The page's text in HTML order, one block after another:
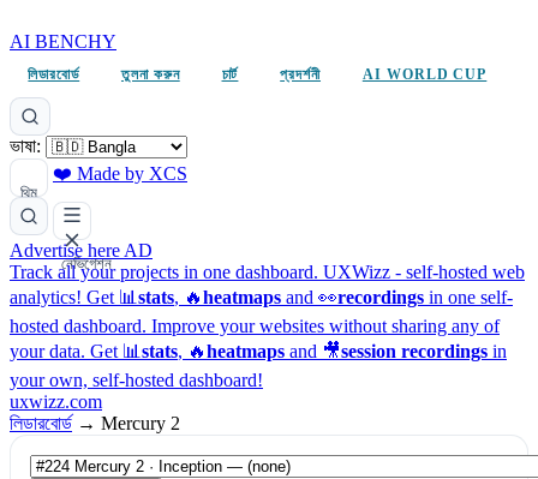
AI BENCHY
লিডারবোর্ড তুলনা করুন চার্ট প্রদর্শনী AI WORLD CUP
ভাষা:
থিম
❤️ Made by XCS
নেভিগেশন
Advertise here AD
Track all your projects in one dashboard. UXWizz - self-hosted web
analytics! Get 📊 stats, 🔥heatmaps and 👀recordings in one self-
hosted dashboard. Improve your websites without sharing any of
your data. Get 📊 stats, 🔥heatmaps and 🎥session recordings in
your own, self-hosted dashboard!
uxwizz.com
লিডারবোর্ড → Mercury 2